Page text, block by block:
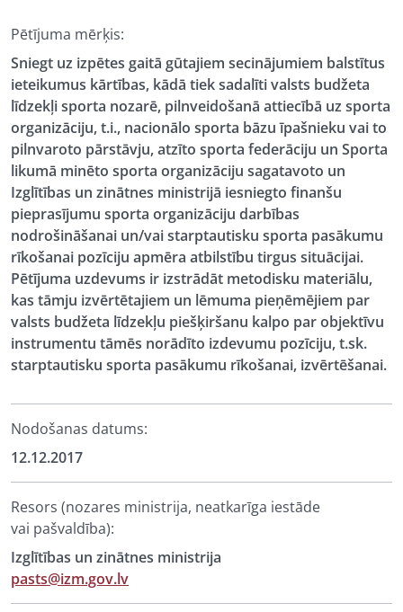
Pētījuma mērķis:
Sniegt uz izpētes gaitā gūtajiem secinājumiem balstītus
ieteikumus kārtības, kādā tiek sadalīti valsts budžeta
līdzekļi sporta nozarē, pilnveidošanā attiecībā uz sporta
organizāciju, t.i., nacionālo sporta bāzu īpašnieku vai to
pilnvaroto pārstāvju, atzīto sporta federāciju un Sporta
likumā minēto sporta organizāciju sagatavoto un
Izglītības un zinātnes ministrijā iesniegto finanšu
pieprasījumu sporta organizāciju darbības
nodrošināšanai un/vai starptautisku sporta pasākumu
rīkošanai pozīciju apmēra atbilstību tirgus situācijai.
Pētījuma uzdevums ir izstrādāt metodisku materiālu,
kas tāmju izvērtētajiem un lēmuma pieņēmējiem par
valsts budžeta līdzekļu piešķiršanu kalpo par objektīvu
instrumentu tāmēs norādīto izdevumu pozīciju, t.sk.
starptautisku sporta pasākumu rīkošanai, izvērtēšanai.
Nodošanas datums:
12.12.2017
Resors (nozares ministrija, neatkarīga iestāde
vai pašvaldība):
Izglītības un zinātnes ministrija
pasts@izm.gov.lv